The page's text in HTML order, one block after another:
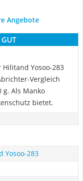
Angebote
GUT
Yosoo-283
Vergleich
g. Als Manko
bietet.
Yosoo-283